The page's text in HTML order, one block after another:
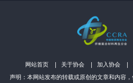
网站首页 关于协会 加入协会
声明：本网站发布的转载或原创的文章和内容